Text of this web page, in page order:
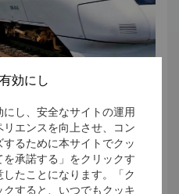
。
（上海磁浮列車）で龍陽駅
へ。龍陽駅からMTRで上海鉄
）へ。上海駅から高速鉄道で
40）へお越しいただけま
読む
効にし
し、安全なサイトの運用
エンスを向上させ、コン
るために本サイトでクッ
承諾する」をクリックす
たことになります。「ク
すると、いつでもクッキ